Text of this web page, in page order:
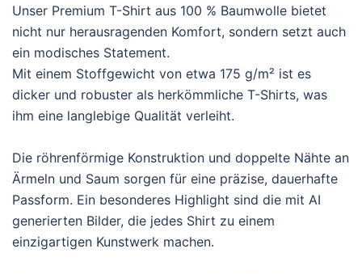
Unser Premium T-Shirt aus 100 % Baumwolle bietet
nicht nur herausragenden Komfort, sondern setzt auch
ein modisches Statement.
Mit einem Stoffgewicht von etwa 175 g/m² ist es
dicker und robuster als herkömmliche T-Shirts, was
ihm eine langlebige Qualität verleiht.
Die röhrenförmige Konstruktion und doppelte Nähte an
Ärmeln und Saum sorgen für eine präzise, dauerhafte
Passform. Ein besonderes Highlight sind die mit AI
generierten Bilder, die jedes Shirt zu einem
einzigartigen Kunstwerk machen.